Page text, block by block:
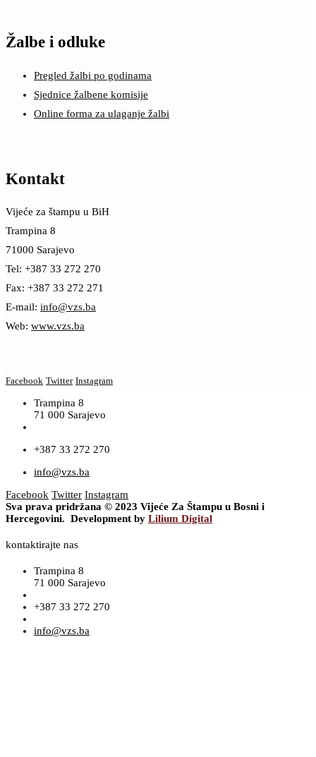
Žalbe i odluke
Pregled žalbi po godinama
Sjednice žalbene komisije
Online forma za ulaganje žalbi
Kontakt
Vijeće za štampu u BiH
Trampina 8
71000 Sarajevo
Tel: +387 33 272 270
Fax: +387 33 272 271
E-mail: info@vzs.ba
Web: www.vzs.ba
Facebook Twitter Instagram
Trampina 8
71 000 Sarajevo
+387 33 272 270
info@vzs.ba
Facebook Twitter Instagram
Sva prava pridržana © 2023 Vijeće Za Štampu u Bosni i
Hercegovini. Development by Lilium Digital
kontaktirajte nas
Trampina 8
71 000 Sarajevo
+387 33 272 270
info@vzs.ba